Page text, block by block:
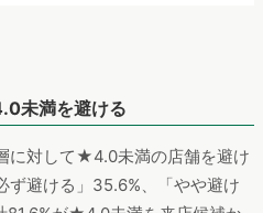
未満を避ける
に対して★4.0未満の店舗を避け
ず避ける」35.6%、「やや避け